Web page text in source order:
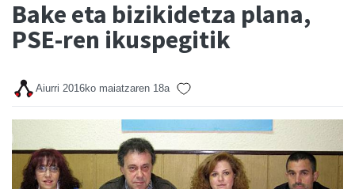
Bake eta bizikidetza plana,
PSE-ren ikuspegitik
Aiurri 2016ko maiatzaren 18a